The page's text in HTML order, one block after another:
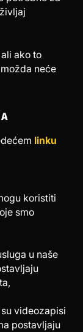
ako to
neće
linku
koristiti
smo
u naše
videozapisi
postavljaju